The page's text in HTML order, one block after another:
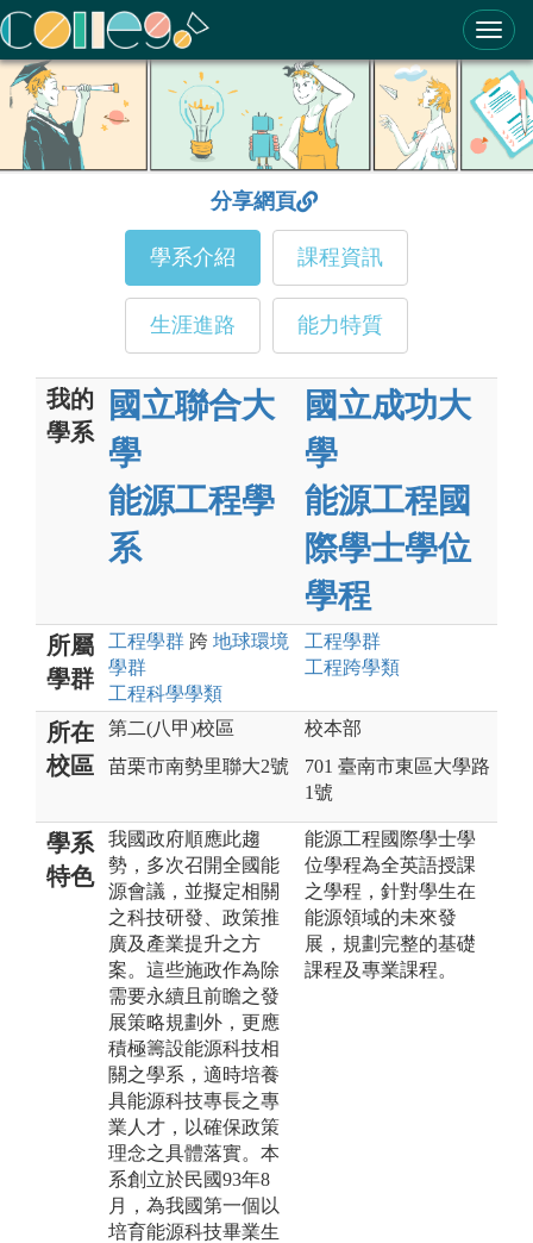
ColleGo! 大學選才與高中育才輔助系統
分享網頁
學系介紹 課程資訊
生涯進路 能力特質
我的
學系
國立聯合大
學
能源工程學
系
國立成功大
學
能源工程國
際學士學位
學程
所屬
學群
工程學群 跨 地球環境
學群
工程科學學類
工程學群
工程跨學類
所在
校區
第二(八甲)校區
苗栗市南勢里聯大2號
校本部
701 臺南市東區大學路
1號
學系
特色
我國政府順應此趨
勢，多次召開全國能
源會議，並擬定相關
之科技研發、政策推
廣及產業提升之方
案。這些施政作為除
需要永續且前瞻之發
展策略規劃外，更應
積極籌設能源科技相
關之學系，適時培養
具能源科技專長之專
業人才，以確保政策
理念之具體落實。本
系創立於民國93年8
月，為我國第一個以
培育能源科技畢業生
能源工程國際學士學
位學程為全英語授課
之學程，針對學生在
能源領域的未來發
展，規劃完整的基礎
課程及專業課程。